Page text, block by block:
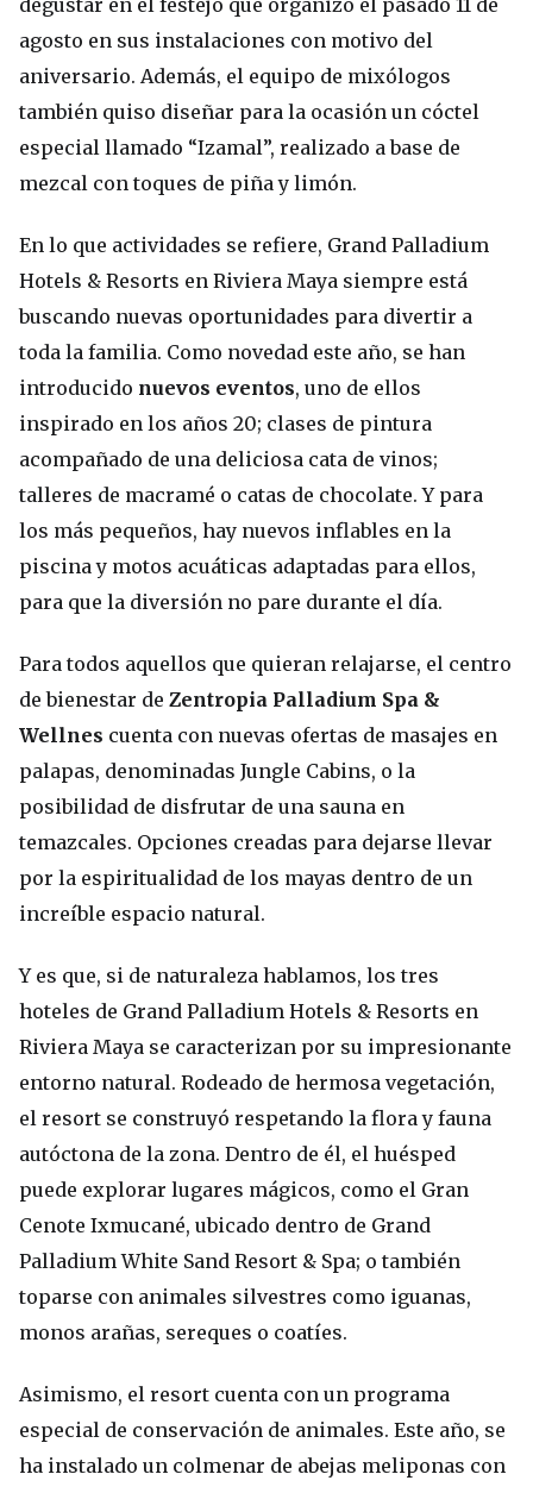
agosto en sus instalaciones con motivo del
aniversario. Además, el equipo de mixólogos
también quiso diseñar para la ocasión un cóctel
especial llamado “Izamal”, realizado a base de
mezcal con toques de piña y limón.
En lo que actividades se refiere, Grand Palladium
Hotels & Resorts en Riviera Maya siempre está
buscando nuevas oportunidades para divertir a
toda la familia. Como novedad este año, se han
introducido nuevos eventos, uno de ellos
inspirado en los años 20; clases de pintura
acompañado de una deliciosa cata de vinos;
talleres de macramé o catas de chocolate. Y para
los más pequeños, hay nuevos inflables en la
piscina y motos acuáticas adaptadas para ellos,
para que la diversión no pare durante el día.
Para todos aquellos que quieran relajarse, el centro
de bienestar de Zentropia Palladium Spa &
Wellnes cuenta con nuevas ofertas de masajes en
palapas, denominadas Jungle Cabins, o la
posibilidad de disfrutar de una sauna en
temazcales. Opciones creadas para dejarse llevar
por la espiritualidad de los mayas dentro de un
increíble espacio natural.
Y es que, si de naturaleza hablamos, los tres
hoteles de Grand Palladium Hotels & Resorts en
Riviera Maya se caracterizan por su impresionante
entorno natural. Rodeado de hermosa vegetación,
el resort se construyó respetando la flora y fauna
autóctona de la zona. Dentro de él, el huésped
puede explorar lugares mágicos, como el Gran
Cenote Ixmucané, ubicado dentro de Grand
Palladium White Sand Resort & Spa; o también
toparse con animales silvestres como iguanas,
monos arañas, sereques o coatíes.
Asimismo, el resort cuenta con un programa
especial de conservación de animales. Este año, se
ha instalado un colmenar de abejas meliponas con